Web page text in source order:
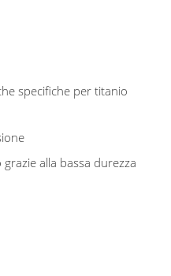
specifiche per titanio
alla bassa durezza